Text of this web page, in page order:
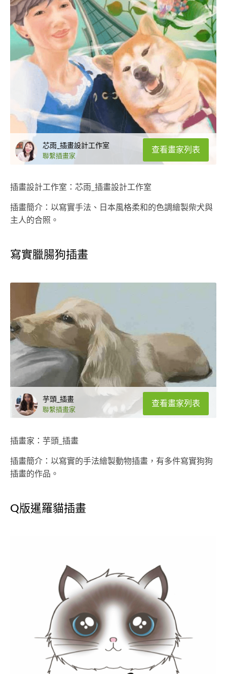
芯雨_插畫設計工作室
聯繫插畫家
查看畫家列表
插畫設計工作室：芯雨_插畫設計工作室
插畫簡介：以寫實手法、日本風格柔和的色調繪製柴犬與
主人的合照。
寫實臘腸狗插畫
芋頭_插畫
聯繫插畫家
查看畫家列表
插畫家：芋頭_插畫
插畫簡介：以寫實的手法繪製動物插畫，有多件寫實狗狗
插畫的作品。
Q版暹羅貓插畫